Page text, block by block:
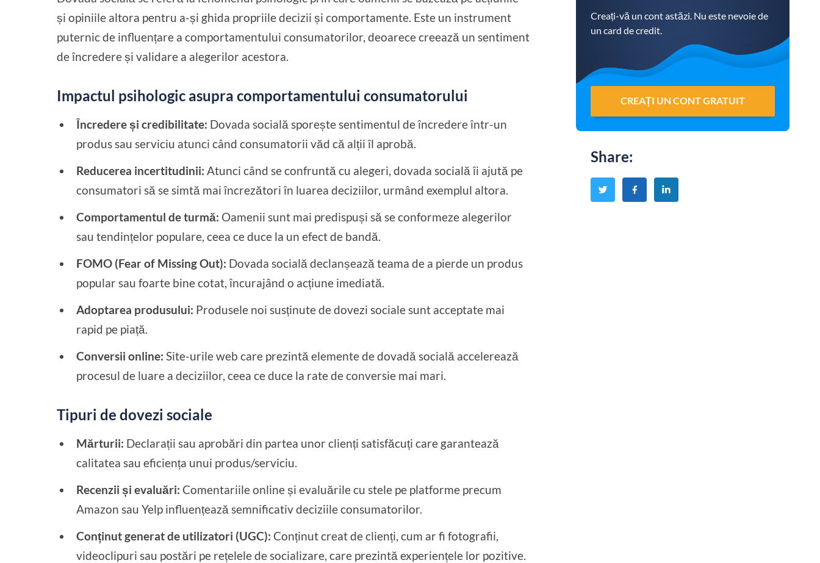
și opiniile altora pentru a-și ghida propriile decizii și comportamente. Este un instrument
puternic de influențare a comportamentului consumatorilor, deoarece creează un sentiment
de încredere și validare a alegerilor acestora.
Impactul psihologic asupra comportamentului consumatorului
Încredere și credibilitate: Dovada socială sporește sentimentul de încredere într-un
produs sau serviciu atunci când consumatorii văd că alții îl aprobă.
Reducerea incertitudinii: Atunci când se confruntă cu alegeri, dovada socială îi ajută pe
consumatori să se simtă mai încrezători în luarea deciziilor, urmând exemplul altora.
Comportamentul de turmă: Oamenii sunt mai predispuși să se conformeze alegerilor
sau tendințelor populare, ceea ce duce la un efect de bandă.
FOMO (Fear of Missing Out): Dovada socială declanșează teama de a pierde un produs
popular sau foarte bine cotat, încurajând o acțiune imediată.
Adoptarea produsului: Produsele noi susținute de dovezi sociale sunt acceptate mai
rapid pe piață.
Conversii online: Site-urile web care prezintă elemente de dovadă socială accelerează
procesul de luare a deciziilor, ceea ce duce la rate de conversie mai mari.
Tipuri de dovezi sociale
Mărturii: Declarații sau aprobări din partea unor clienți satisfăcuți care garantează
calitatea sau eficiența unui produs/serviciu.
Recenzii și evaluări: Comentariile online și evaluările cu stele pe platforme precum
Amazon sau Yelp influențează semnificativ deciziile consumatorilor.
Conținut generat de utilizatori (UGC): Conținut creat de clienți, cum ar fi fotografii,
videoclipuri sau postări pe rețelele de socializare, care prezintă experiențele lor pozitive.
Creați-vă un cont astăzi. Nu este nevoie de
un card de credit.
CREAȚI UN CONT GRATUIT
Share: